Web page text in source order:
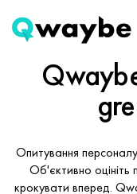
Опитування
Об'єктивно
крокувати вперед.